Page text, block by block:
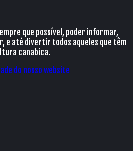
que possível, poder informar,
e até divertir todos aqueles que têm
canabica.
do nosso website